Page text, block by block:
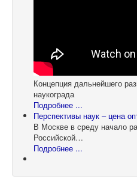
Концепция дальнейшего
наукограда
Подробнее ...
Перспективы наук – цена
В Москве в среду начало
Российской…
Подробнее ...